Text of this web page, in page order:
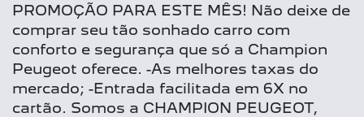
PROMOÇÃO PARA ESTE MÊS! Não deixe de
comprar seu tão sonhado carro com
conforto e segurança que só a Champion
Peugeot oferece. -As melhores taxas do
mercado; -Entrada facilitada em 6X no
cartão. Somos a CHAMPION PEUGEOT,